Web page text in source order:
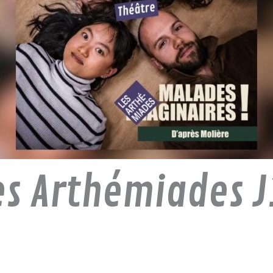
Arthémiades